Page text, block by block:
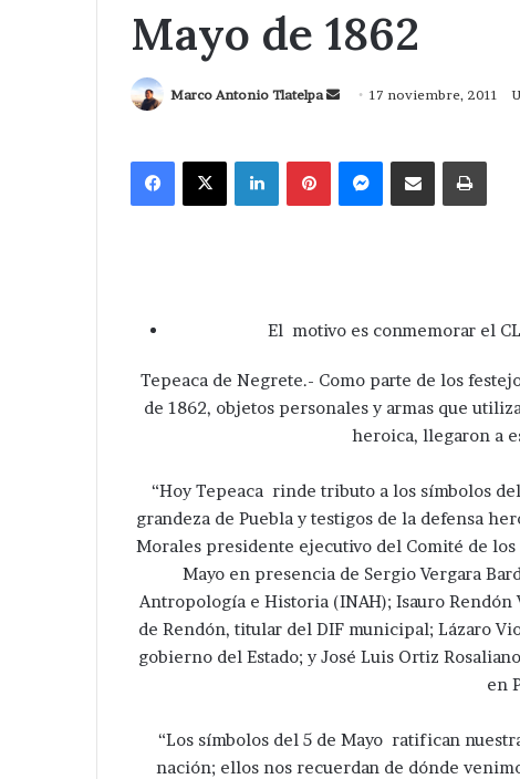
Mayo de 1862
Marco Antonio Tlatelpa
Send17 noviembre, 2011
Facebook
X LinkedInPinterestMessengerCompartir via Correo
El motivo es conmemorar el
Tepeaca de Negrete.- Como parte de los
de 1862, objetos personales y armas que
heroica, llegaron a
“Hoy Tepeaca rinde tributo a los símbolos
grandeza de Puebla y testigos de la defensa
Morales presidente ejecutivo del Comité de
Mayo en presencia de Sergio Vergara
Antropología e Historia (INAH); Isauro Rendón
de Rendón, titular del DIF municipal; Lázaro
gobierno del Estado; y José Luis Ortiz
en
“Los símbolos del 5 de Mayo ratifican
nación; ellos nos recuerdan de dónde